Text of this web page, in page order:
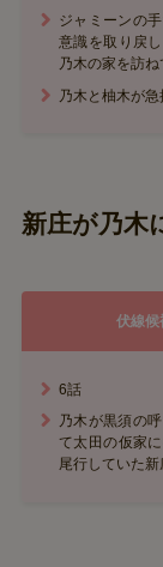
ジャミーンの手
意識を取り戻
乃木の家を訪ね
乃木と柚木が急
新庄が乃木
伏線候
6話
乃木が黒須の
て太田の仮家に
尾行していた